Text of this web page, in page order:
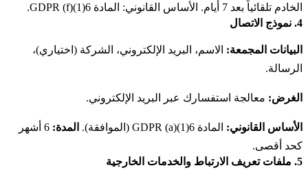
الخادم تلقائياً بعد 7 أيام. الأساس القانوني: المادة 6(1)(f) GDPR.
4. نموذج الاتصال
البيانات المجمعة: الاسم، البريد الإلكتروني، الشركة (اختياري)،
الرسالة.
الغرض: معالجة استفسارك عبر البريد الإلكتروني.
الأساس القانوني: المادة 6(1)(a) GDPR (الموافقة). المدة:
6 أشهر
كحد أقصى.
5. ملفات تعريف الارتباط والخدمات الخارجية